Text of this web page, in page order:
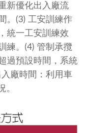
新優化出入廠流
。(3) 工安訓練作
統一工安訓練效
練。(4) 管制承攬
過預設時間，系統
廠時間：利用車
。